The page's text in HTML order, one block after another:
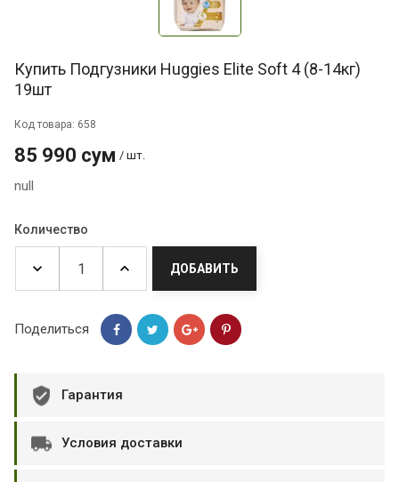
Купить Подгузники Huggies Elite Soft 4 (8-14кг)
19шт
Код товара: 658
85 990 сум / шт.
null
Количество
ДОБАВИТЬ
Поделиться
Гарантия
Условия доставки